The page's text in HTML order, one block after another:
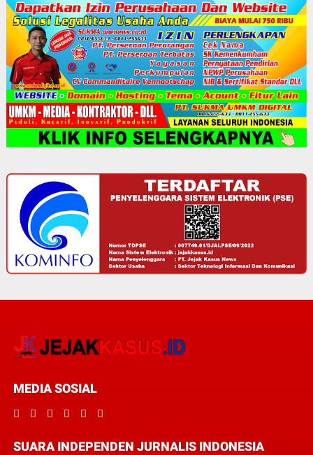
MEDIA SOSIAL
SUARA INDEPENDEN JURNALIS INDONESIA